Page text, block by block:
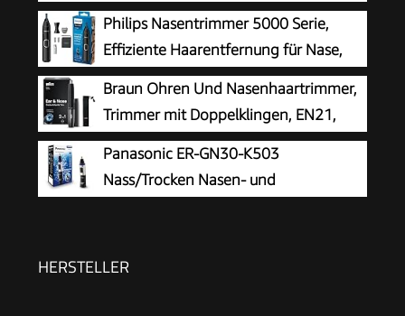
3 in 1 Set Ohrhaarschneider mit
Doppelschneideklingen, Professioneller
schmerzfreier Augenbrauen und
esichtshaartrimmer für Männer und Frauen
Philips Nasentrimmer 5000 Serie,
Effiziente Haarentfernung für Nase,
Ohren und Augenbrauen, mit
PrecisionTrim-Technologie, wasserdicht, Modell
NT5650/16
Braun Ohren Und Nasenhaartrimmer,
Trimmer mit Doppelklingen, EN21,
Grau
Panasonic ER-GN30-K503
Nass/Trocken Nasen- und
Reinigungssystem, kabellos, Schwarz
HERSTELLER